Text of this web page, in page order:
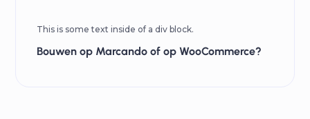
This is some text inside of a div block.
Bouwen op Marcando of op WooCommerce?